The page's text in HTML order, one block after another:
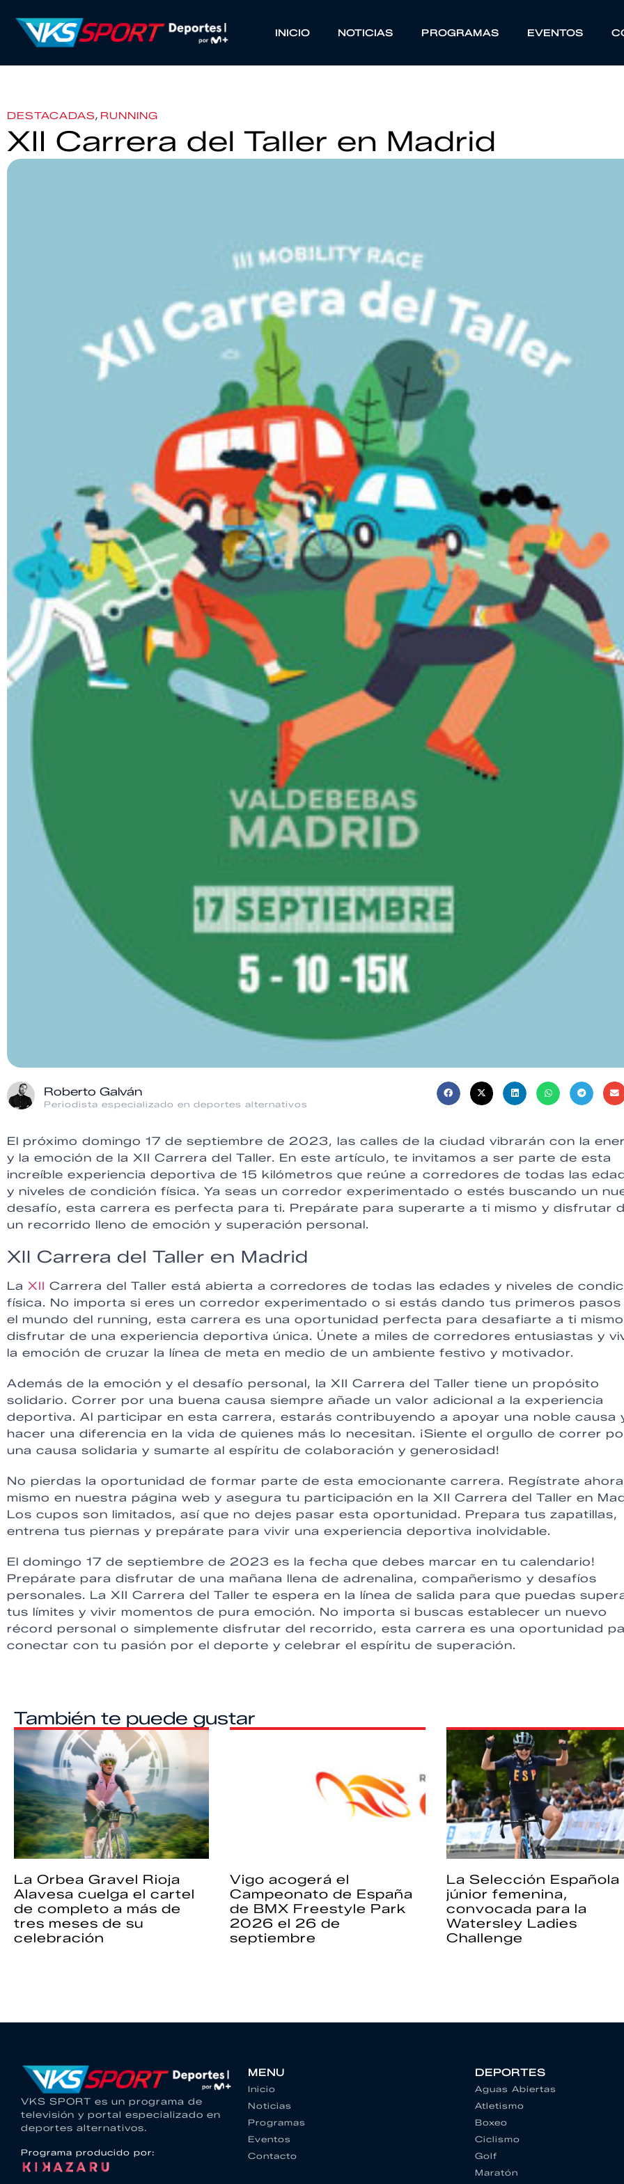
INICIO NOTICIAS PROGRAMAS EVENTOS
DESTACADAS, RUNNING
XII Carrera del Taller en Madrid
Roberto Galván
Periodista especializado en deportes alternativos
El próximo domingo 17 de septiembre de 2023, las calles de la ciudad vibrarán con la
y la emoción de la XII Carrera del Taller. En este artículo, te invitamos a ser parte de esta
increíble experiencia deportiva de 15 kilómetros que reúne a corredores de todas las
y niveles de condición física. Ya seas un corredor experimentado o estés buscando un
desafío, esta carrera es perfecta para ti. Prepárate para superarte a ti mismo y disfrutar
un recorrido lleno de emoción y superación personal.
XII Carrera del Taller en Madrid
La XII Carrera del Taller está abierta a corredores de todas las edades y niveles de
física. No importa si eres un corredor experimentado o si estás dando tus primeros pasos
el mundo del running, esta carrera es una oportunidad perfecta para desafiarte a ti
disfrutar de una experiencia deportiva única. Únete a miles de corredores entusiastas y
la emoción de cruzar la línea de meta en medio de un ambiente festivo y motivador.
Además de la emoción y el desafío personal, la XII Carrera del Taller tiene un propósito
solidario. Correr por una buena causa siempre añade un valor adicional a la experiencia
deportiva. Al participar en esta carrera, estarás contribuyendo a apoyar una noble causa
hacer una diferencia en la vida de quienes más lo necesitan. ¡Siente el orgullo de correr
una causa solidaria y sumarte al espíritu de colaboración y generosidad!
No pierdas la oportunidad de formar parte de esta emocionante carrera. Regístrate ahora
mismo en nuestra página web y asegura tu participación en la XII Carrera del Taller en
Los cupos son limitados, así que no dejes pasar esta oportunidad. Prepara tus zapatillas,
entrena tus piernas y prepárate para vivir una experiencia deportiva inolvidable.
El domingo 17 de septiembre de 2023 es la fecha que debes marcar en tu calendario!
Prepárate para disfrutar de una mañana llena de adrenalina, compañerismo y desafíos
personales. La XII Carrera del Taller te espera en la línea de salida para que puedas
tus límites y vivir momentos de pura emoción. No importa si buscas establecer un nuevo
récord personal o simplemente disfrutar del recorrido, esta carrera es una oportunidad
conectar con tu pasión por el deporte y celebrar el espíritu de superación.
También te puede gustar
La Orbea Gravel Rioja
Alavesa cuelga el cartel
de completo a más de
tres meses de su
celebración
Vigo acogerá el
Campeonato de España
de BMX Freestyle Park
2026 el 26 de
septiembre
La Selección Española
júnior femenina,
convocada para la
Watersley Ladies
Challenge
VKS SPORT es un programa de
televisión y portal especializado en
deportes alternativos.
Programa producido por:
MENU
Inicio
Noticias
Programas
Eventos
Contacto
DEPORTES
Aguas Abiertas
Atletismo
Boxeo
Ciclismo
Golf
Maratón